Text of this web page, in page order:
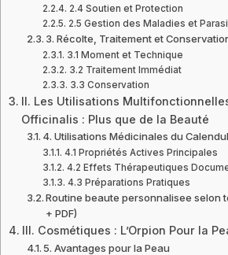
2.4 Soutien et Protection
2.5 Gestion des Maladies et
3. Récolte, Traitement et
3.1 Moment et Technique
3.2 Traitement Immédiat
3.3 Conservation
II. Les Utilisations
Officinalis : Plus que de la Beauté
4. Utilisations Médicinales du
4.1 Propriétés Actives Principales
4.2 Effets Thérapeutiques
4.3 Préparations Pratiques
Routine beaute personnalisee selon
+ PDF)
III. Cosmétiques : L’Orpion Pour la
5. Avantages pour la Peau